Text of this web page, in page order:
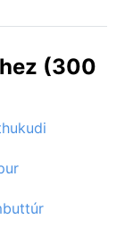
(300